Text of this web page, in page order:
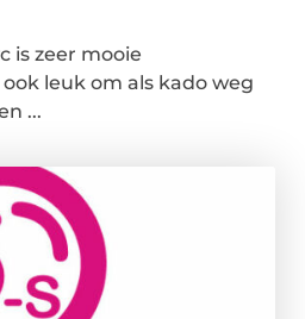
is zeer mooie
leuk om als kado weg
...